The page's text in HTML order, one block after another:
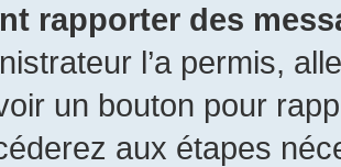
rapporter des
l’a permis,
un bouton pour
aux étapes